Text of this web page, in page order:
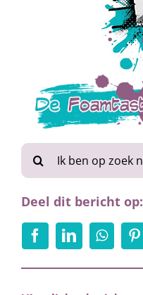
Zoeken
naar:
Deel dit bericht op: